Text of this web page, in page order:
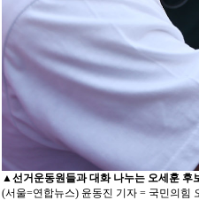
▲선거운동원들과 대화 나누는 오세훈 후
(서울=연합뉴스) 윤동진 기자 = 국민의힘